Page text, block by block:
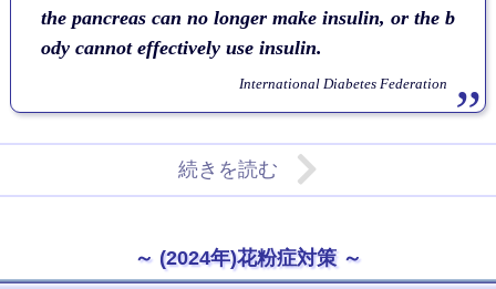
the pancreas can no longer make insulin, or the b
ody cannot effectively use insulin.
International Diabetes Federation
続きを読む
(2024年)花粉症対策